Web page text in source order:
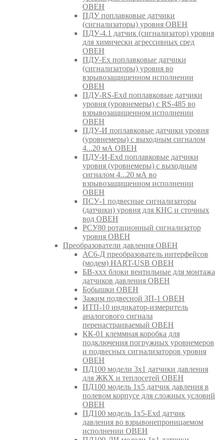
ОВЕН
ПДУ поплавковые датчики
(сигнализаторы) уровня ОВЕН
ПДУ-4.1 датчик (сигнализатор) уровня
для химически агрессивных сред
ОВЕН
ПДУ-Ex поплавковые датчики
(сигнализаторы) уровня во
взрывозащищенном исполнении
ОВЕН
ПДУ-RS-Exd поплавковые датчики
уровня (уровнемеры) с RS-485 во
взрывозащищенном исполнении
ОВЕН
ПДУ-И поплавковые датчики уровня
(уровнемеры) с выходным сигналом
4...20 мА ОВЕН
ПДУ-И-Exd поплавковые датчики
уровня (уровнемеры) с выходным
сигналом 4...20 мА во
взрывозащищенном исполнении
ОВЕН
ПСУ-1 подвесные сигнализаторы
(датчики) уровня для КНС и сточных
вод ОВЕН
РСУ80 ротационный сигнализатор
уровня ОВЕН
Преобразователи давления ОВЕН
АС6-Д преобразователь интерфейсов
(модем) HART-USB ОВЕН
БВ-ххх блоки вентильные для монтажа
датчиков давления ОВЕН
Бобышки ОВЕН
Зажим подвесной ЗП-1 ОВЕН
ИТП-10 индикатор-измеритель
аналогового сигнала
перенастраиваемый ОВЕН
КК-01 клеммная коробка для
подключения погружных уровнемеров
и подвесных сигнализаторов уровня
ОВЕН
ПД100 модели 3х1 датчики давления
для ЖКХ и теплосетей ОВЕН
ПД100 модель 1х5 датчик давления в
полевом корпусе для сложных условий
ОВЕН
ПД100 модель 1х5-Exd датчик
давления во взрывонепроницаемом
исполнении ОВЕН